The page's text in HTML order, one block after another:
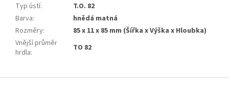
Typ ústí:
T.O. 82
Barva:
hnědá matná
Rozměry:
85 x 11 x 85 mm (Šířka x Výška x Hloubka)
Vnější průměr
hrdla: TO 82